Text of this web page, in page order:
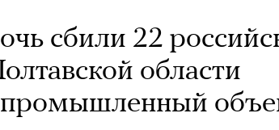
сбили 22
области
промышленный